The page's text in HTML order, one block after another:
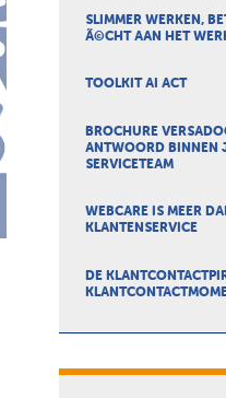
SLIMMER WERKEN,
Ã©CHT AAN HET
TOOLKIT AI ACT
BROCHURE
ANTWOORD BINNEN
SERVICETEAM
WEBCARE IS MEER
KLANTENSERVICE
DE